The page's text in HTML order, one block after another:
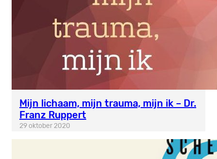
Mijn lichaam, mijn trauma, mijn ik – Dr.
Franz Ruppert
29 oktober 2020